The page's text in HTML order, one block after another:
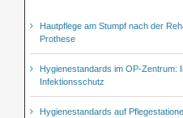
Hautpflege am Stumpf nach der
Prothese
Hygienestandards im OP-Zentrum:
Infektionsschutz
Hygienestandards auf